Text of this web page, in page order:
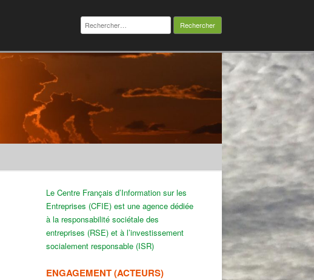
Rechercher :
Le Centre Français d’Information sur les
Entreprises (CFIE) est une agence dédiée
à la responsabilité sociétale des
entreprises (RSE) et à l’investissement
socialement responsable (ISR)
ENGAGEMENT (ACTEURS)